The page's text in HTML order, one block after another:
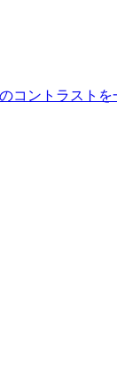
コントラストを